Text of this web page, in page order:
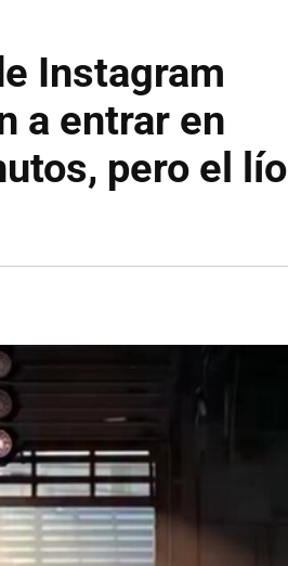
Instagram
a entrar en
pero el lío